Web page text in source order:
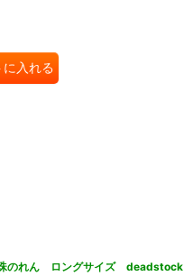
に入れる
のれん ロングサイズ deadstock